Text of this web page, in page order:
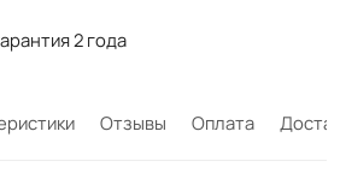
2 года
Отзывы Оплата